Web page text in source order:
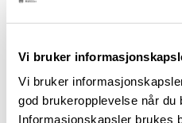
Vi bruker
Vi bruker
god brukeropplevelse når
Informasjonskapsler brukes
Tett oppfølging
Jernbanedirektoratet har
NOR og Vy i januar og